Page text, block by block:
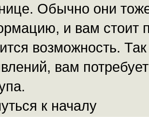
Обычно они
и вам стоит
возможность.
вам
к началу